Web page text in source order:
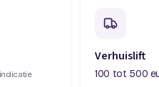
indicatie
Verhuislift
100 tot 500